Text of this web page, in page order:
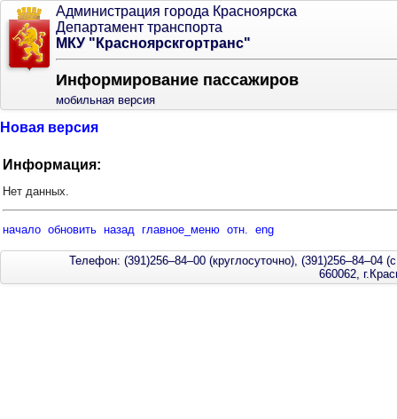
Администрация города Красноярска
Департамент транспорта
МКУ "Красноярскгортранс"
Информирование пассажиров
мобильная версия
Новая версия
Информация:
Нет данных.
начало обновить назад главное_меню отн. eng
Телефон: (391)256–84–00 (круглосуточно), (391)256–84–04
660062,